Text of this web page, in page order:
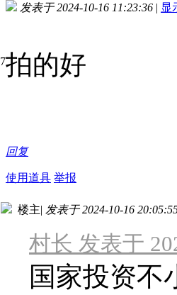
发表于 2024-10-16 11:23:36 | 显
拍的好
回复
使用道具 举报
楼主| 发表于 2024-10-16
村长 发表于
国家投资不